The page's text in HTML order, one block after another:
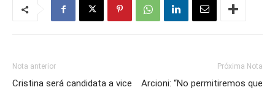
Nota anterior
Cristina será candidata a vice
Próxima Nota
Arcioni: “No permitiremos que